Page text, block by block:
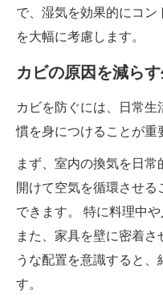
で、湿気を効果的にコン
を大幅に考慮します。
カビの原因を減ら
カビを防ぐには、日常
慣を身につけることが重
まず、室内の換気を日
開けて空気を循環させる
できます。 特に料理中
また、家具を壁に密着
うな配置を意識すると、
す。